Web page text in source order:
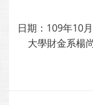
日期：109年10
大學財金系楊